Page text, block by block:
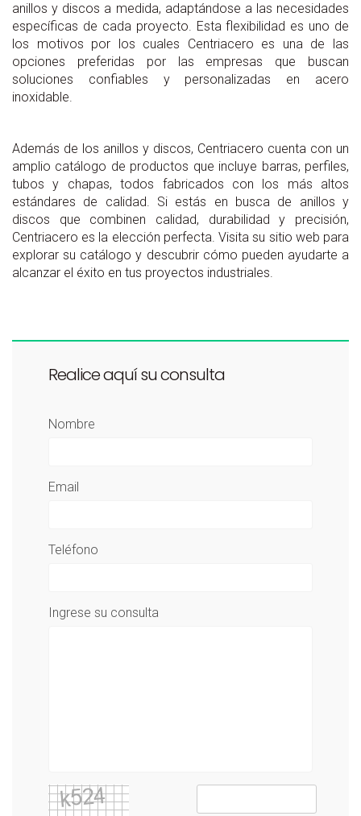
anillos y discos a medida, adaptándose a las necesidades
específicas de cada proyecto. Esta flexibilidad es uno de
los motivos por los cuales Centriacero es una de las
opciones preferidas por las empresas que buscan
soluciones confiables y personalizadas en acero
inoxidable.
Además de los anillos y discos, Centriacero cuenta con un
amplio catálogo de productos que incluye barras, perfiles,
tubos y chapas, todos fabricados con los más altos
estándares de calidad. Si estás en busca de anillos y
discos que combinen calidad, durabilidad y precisión,
Centriacero es la elección perfecta. Visita su sitio web para
explorar su catálogo y descubrir cómo pueden ayudarte a
alcanzar el éxito en tus proyectos industriales.
Realice aquí su consulta
Nombre
Email
Teléfono
Ingrese su consulta